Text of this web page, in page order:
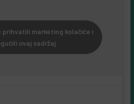
marketing kolačiće i
ovaj sadržaj